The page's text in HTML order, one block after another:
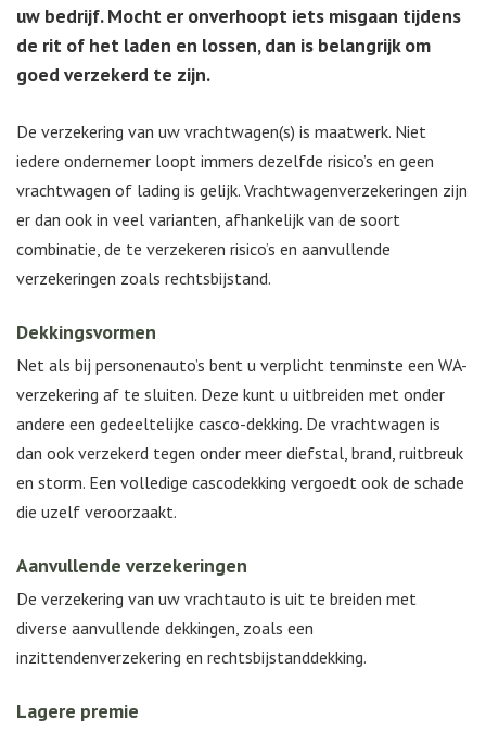
uw bedrijf. Mocht er onverhoopt iets misgaan tijdens
de rit of het laden en lossen, dan is belangrijk om
goed verzekerd te zijn.
De verzekering van uw vrachtwagen(s) is maatwerk. Niet
iedere ondernemer loopt immers dezelfde risico’s en geen
vrachtwagen of lading is gelijk. Vrachtwagenverzekeringen zijn
er dan ook in veel varianten, afhankelijk van de soort
combinatie, de te verzekeren risico’s en aanvullende
verzekeringen zoals rechtsbijstand.
Dekkingsvormen
Net als bij personenauto’s bent u verplicht tenminste een WA-
verzekering af te sluiten. Deze kunt u uitbreiden met onder
andere een gedeeltelijke casco-dekking. De vrachtwagen is
dan ook verzekerd tegen onder meer diefstal, brand, ruitbreuk
en storm. Een volledige cascodekking vergoedt ook de schade
die uzelf veroorzaakt.
Aanvullende verzekeringen
De verzekering van uw vrachtauto is uit te breiden met
diverse aanvullende dekkingen, zoals een
inzittendenverzekering en rechtsbijstanddekking.
Lagere premie